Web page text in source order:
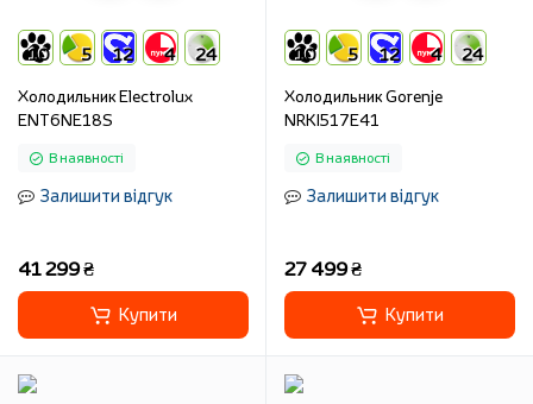
10 5 12 4 24
Холодильник Electrolux
ENT6NE18S
В наявності
Залишити відгук
41 299 ₴
Купити
10 5 12 4 24
Холодильник Gorenje
NRKI517E41
В наявності
Залишити відгук
27 499 ₴
Купити